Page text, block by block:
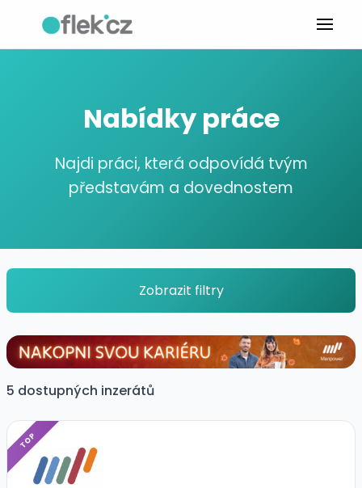
Nabídky práce
Najdi práci, která odpovídá tvým
představám a dovednostem
Zobrazit filtry
5 dostupných inzerátů
TOP